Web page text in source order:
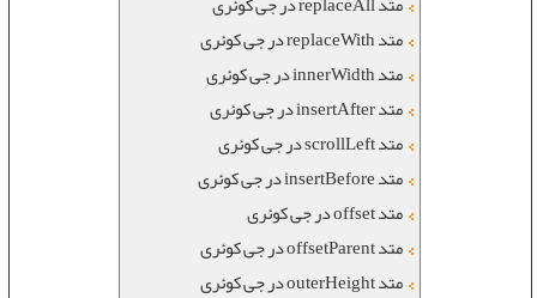
متد replaceWith در جی کوئری
متد innerWidth در جی کوئری
متد insertAfter در جی کوئری
متد scrollLeft در جی کوئری
متد insertBefore در جی کوئری
متد offset در جی کوئری
متد offsetParent در جی کوئری
متد outerHeight در جی کوئری